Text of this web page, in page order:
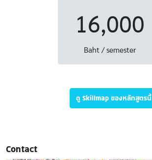
16,000
Baht / semester
ดู Skillmap ของหลักสูตรนี้
Contact